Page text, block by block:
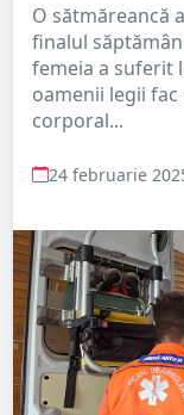
O sătmăreancă
finalul
femeia a suferit
oamenii legii
corporal...
24 februarie